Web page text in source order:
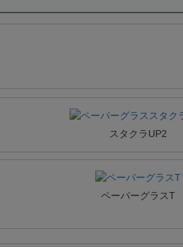
スタクラUP2
ペーパーグラスT